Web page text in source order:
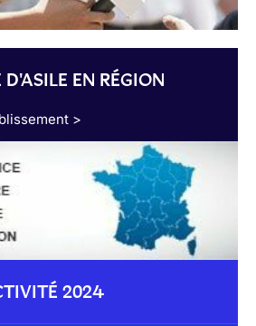
D'ASILE EN RÉGION
>
2024